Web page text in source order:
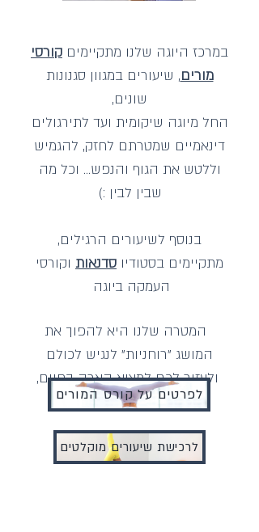
במרכז היוגה שלנו מתקיימים קורסי
מורים, שיעורים במגוון סגנונות
שונים,
החל מיוגה שיקומית ועד לתירגולים
דינאמיים שמטרתם לחזק, להגמיש
וללטש את הגוף והנפש... וכל מה
שבין לבין :)
בנוסף לשיעורים הרגילים,
מתקיימים בסטודיו סדנאות וקורסי
העמקה ביוגה
המטרה שלנו היא להפוך את
המושג "רוחניות" לנגיש לכולם
ולעזור לכם למצוא הארה בחיים,
עם חיוך :)
לרכישת שיעורים מוקלטים
לפרטים על קורס המורים